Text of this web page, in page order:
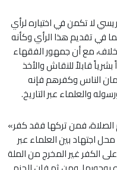
لا تكمن في اختياره لرأي
في تقديم هذا الرأي وكأنه
مع أن جمهور الفقهاء
قابلاً للنقاش والأخذ
الناس وكفرهم فإنه
والعلماء عبر التاريخ.
الصلاة، فمن تركها فقد كفر»
اجتهاد بين العلماء عبر
الكفر غير المخرج من الملة